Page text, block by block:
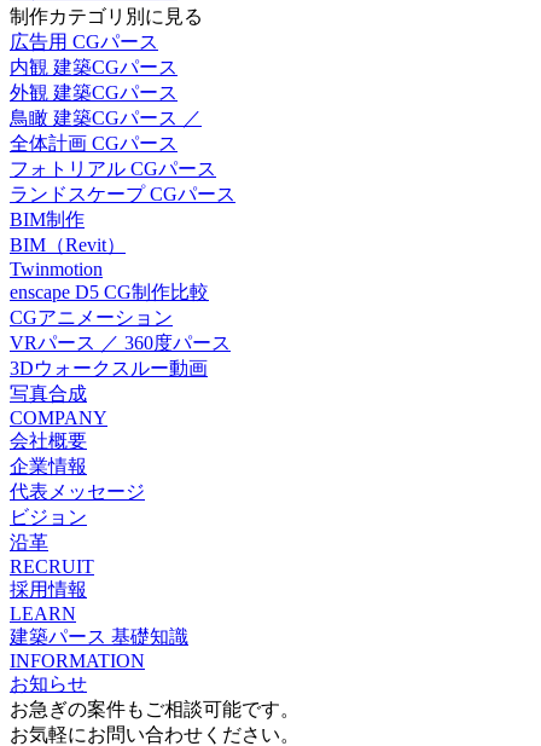
制作カテゴリ別に見る
広告用 CGパース
内観 建築CGパース
外観 建築CGパース
鳥瞰 建築CGパース ／
全体計画 CGパース
フォトリアル CGパース
ランドスケープ CGパース
BIM制作
BIM（Revit）
Twinmotion
enscape D5 CG制作比較
CGアニメーション
VRパース ／ 360度パース
3Dウォークスルー動画
写真合成
COMPANY
会社概要
企業情報
代表メッセージ
ビジョン
沿革
RECRUIT
採用情報
LEARN
建築パース 基礎知識
INFORMATION
お知らせ
お急ぎの案件もご相談可能です。
お気軽にお問い合わせください。